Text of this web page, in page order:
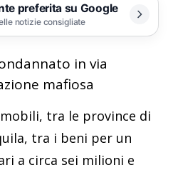
preferita su Google
notizie consigliate
in via
mafiosa
tra le province di
tra i beni per un
a circa sei milioni e